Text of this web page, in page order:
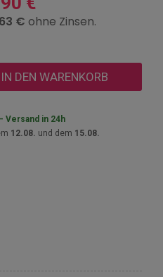
IN DEN WARENKORB
Versand in 24h
12.08. und dem 15.08.